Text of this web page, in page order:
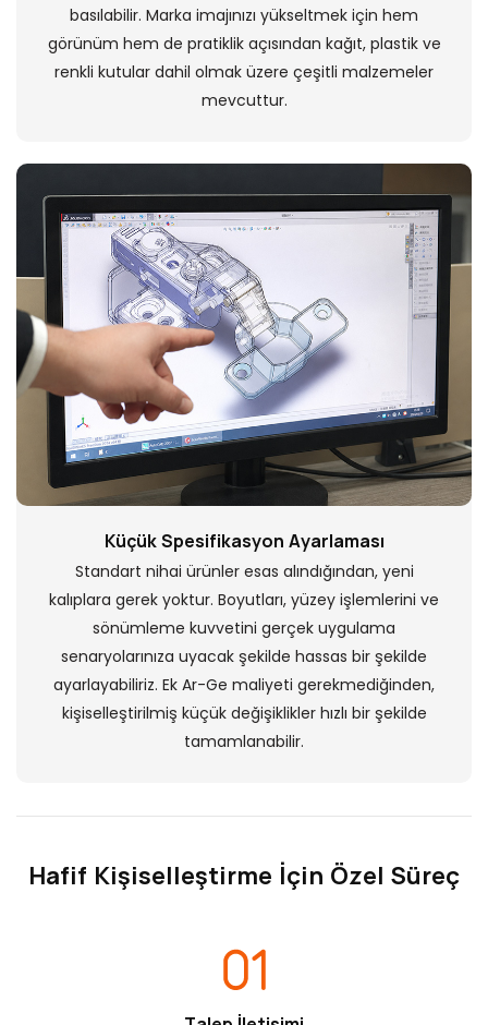
basılabilir. Marka imajınızı yükseltmek için hem
görünüm hem de pratiklik açısından kağıt, plastik ve
renkli kutular dahil olmak üzere çeşitli malzemeler
mevcuttur.
Küçük Spesifikasyon Ayarlaması
Standart nihai ürünler esas alındığından, yeni
kalıplara gerek yoktur. Boyutları, yüzey işlemlerini ve
sönümleme kuvvetini gerçek uygulama
senaryolarınıza uyacak şekilde hassas bir şekilde
ayarlayabiliriz. Ek Ar-Ge maliyeti gerekmediğinden,
kişiselleştirilmiş küçük değişiklikler hızlı bir şekilde
tamamlanabilir.
Hafif Kişiselleştirme İçin Özel Süreç